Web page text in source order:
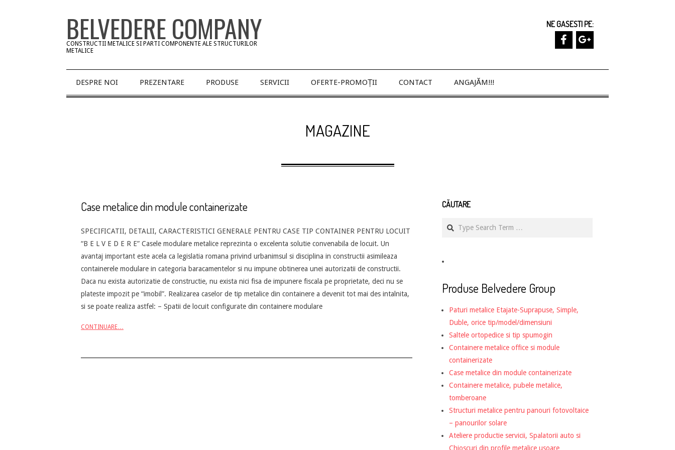
BELVEDERE COMPANY
CONSTRUCTII METALICE SI PARTI COMPONENTE ALE STRUCTURILOR
METALICE
NE GASESTI PE:
DESPRE NOI PREZENTARE PRODUSE SERVICII OFERTE-PROMOȚII CONTACT ANGAJĂM!!!
MAGAZINE
Case metalice din module containerizate
05-
07
SPECIFICATII, DETALII, CARACTERISTICI GENERALE PENTRU CASE TIP CONTAINER PENTRU LOCUIT
“B E L V E D E R E” Casele modulare metalice reprezinta o excelenta solutie convenabila de locuit. Un
avantaj important este acela ca legislatia romana privind urbanimsul si disciplina in constructii asimileaza
containerele modulare in categoria baracamentelor si nu impune obtinerea unei autorizatii de constructii.
Daca nu exista autorizatie de constructie, nu exista nici fisa de impunere fiscala pe proprietate, deci nu se
plateste impozit pe “imobil”. Realizarea caselor de tip metalice din containere a devenit tot mai des intalnita,
si se poate realiza astfel: – Spatii de locuit configurate din containere modulare
CONTINUARE…
CĂUTARE
Produse Belvedere Group
Paturi metalice Etajate-Suprapuse, Simple,
Duble, orice tip/model/dimensiuni
Saltele ortopedice si tip spumogin
Containere metalice office si module
containerizate
Case metalice din module containerizate
Containere metalice, pubele metalice,
tomberoane
Structuri metalice pentru panouri fotovoltaice
– panourilor solare
Ateliere productie servicii, Spalatorii auto si
Chioscuri din profile metalice usoare